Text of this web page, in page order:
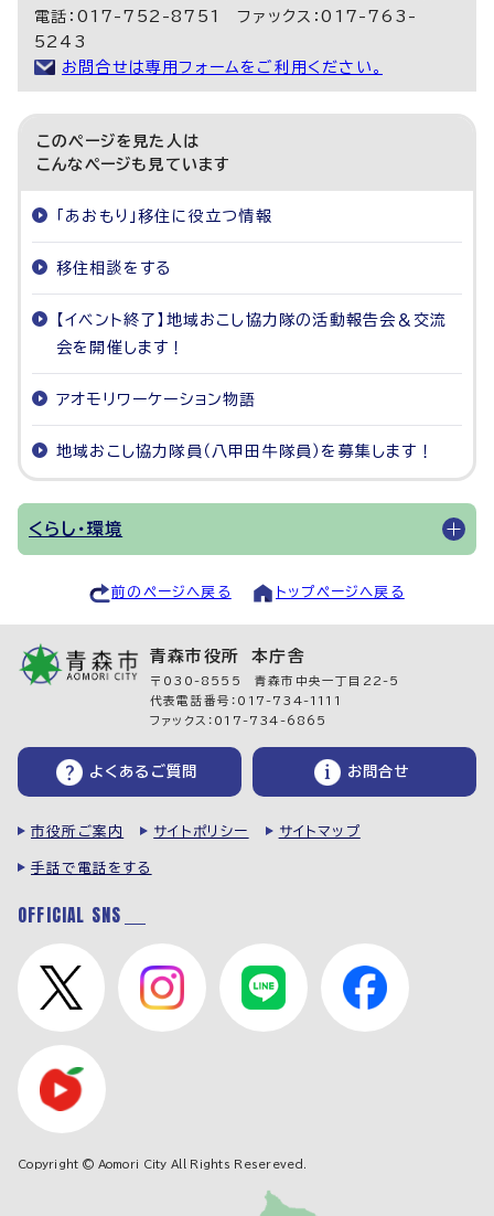
電話：017-752-8751 ファックス：017-763-
5243
お問合せは専用フォームをご利用ください。
このページを見た人は
こんなページも見ています
「あおもり」移住に役立つ情報
移住相談をする
【イベント終了】地域おこし協力隊の活動報告会＆交流
会を開催します！
アオモリワーケーション物語
地域おこし協力隊員（八甲田牛隊員）を募集します！
くらし・環境
前のページへ戻る トップページへ戻る
青森市役所 本庁舎
〒030-8555 青森市中央一丁目22-5
代表電話番号：017-734-1111
ファックス：017-734-6865
よくあるご質問 お問合せ
市役所ご案内 サイトポリシー サイトマップ
手話で電話をする
OFFICIAL SNS
Copyright © Aomori City All Rights Resereved.